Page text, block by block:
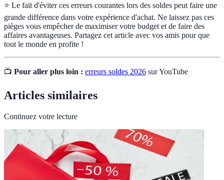
⭐ Le fait d'éviter ces erreurs courantes lors des soldes peut faire une
grande différence dans votre expérience d'achat. Ne laissez pas ces
pièges vous empêcher de maximiser votre budget et de faire des
affaires avantageuses. Partagez cet article avec vos amis pour que
tout le monde en profite !
📺 Pour aller plus loin : erreurs soldes 2026 sur YouTube
Articles similaires
Continuez votre lecture